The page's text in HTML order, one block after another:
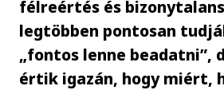
félreértés és
legtöbben pontosan
„fontos lenne beadatni”,
értik igazán, hogy miért,